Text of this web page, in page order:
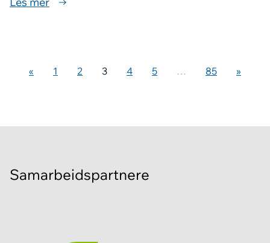
« 1 2 3 4 5 … 85 »
Samarbeidspartnere